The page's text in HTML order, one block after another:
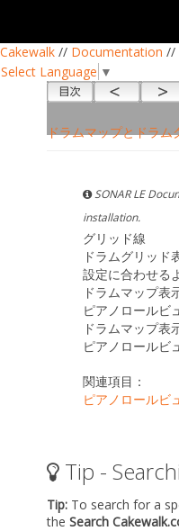
Cakewalk // Documentation //
Select Language ▼
ドラムマップとドラム
SONAR LE
installation.
グリッド線
ドラムグリッ
設定に合わせる
ドラムマップ表
ピアノロールビ
ドラムマップ表
ピアノロールビ
関連項目：
ピアノロールビ
Tip -
Tip: To search for a
the Search